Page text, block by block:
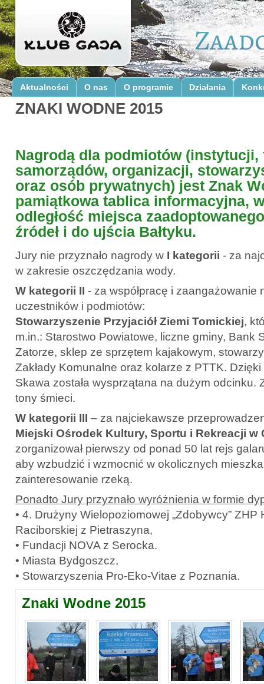
Aktualności O nas O programie Działania
ZNAKI WODNE 2015
Nagrodą dla podmiotów (instytucji,
samorządów, organizacji,
oraz osób prywatnych) jest Znak
pamiątkowa tablica informacyjna,
odległość miejsca
źródeł i do ujścia Bałtyku.
Jury nie przyznało nagrody w I kategorii - za
w zakresie oszczędzania wody.
W kategorii II - za współpracę i zaangażowanie
uczestników i podmiotów:
Stowarzyszenie Przyjaciół Ziemi Tomickiej,
m.in.: Starostwo Powiatowe, liczne gminy, Bank
Zatorze, sklep ze sprzętem kajakowym,
Zakłady Komunalne oraz kolarze z PTTK.
Skawa została wysprzątana na dużym odcinku.
tony śmieci.
W kategorii III – za najciekawsze
Miejski Ośrodek Kultury, Sportu i Rekreacji w
zorganizował pierwszy od ponad 50 lat rejs
aby wzbudzić i wzmocnić w okolicznych
zainteresowanie rzeką.
Ponadto Jury przyznało wyróżnienia w formie
• 4. Drużyny Wielopoziomowej „Zdobywcy” ZHP
Raciborskiej z Pietraszyna,
• Fundacji NOVA z Serocka.
• Miasta Bydgoszcz,
• Stowarzyszenia Pro-Eko-Vitae z Poznania.
Znaki Wodne 2015